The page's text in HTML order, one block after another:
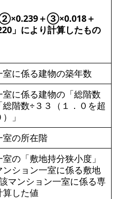
＋③×0.018＋
」により計算したもの
に係る建物の築年数
に係る建物の「総階数
階数÷３３（１．０を超
」
室の所在階
の「敷地持分狭小度」
ンション一室に係る敷地
マンション一室に係る専
した値